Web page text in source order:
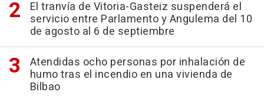
El tranvía de Vitoria-Gasteiz suspenderá el
servicio entre Parlamento y Angulema del 10
de agosto al 6 de septiembre
Atendidas ocho personas por inhalación de
humo tras el incendio en una vivienda de
Bilbao